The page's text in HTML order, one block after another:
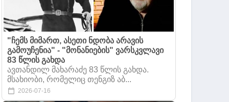
"ჩემს მიმართ, ასეთი ნდობა არავის
გამოუჩენია" - "მონანიების" ვარსკვლავი
83 წლის გახდა
ავთანდილ მახარაძე 83 წლის გახდა.
მსახიობი, რომელიც თენგიზ აბ...
2026-07-16